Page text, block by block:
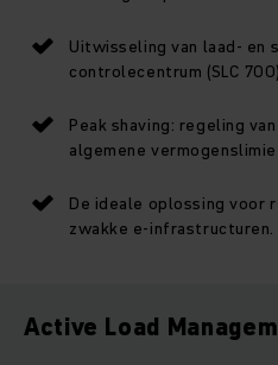
Uitwisseling van laad- en
controlecentrum (SLC
Peak shaving: regeling
algemene
De ideale oplossing voor
zwakke e-infrastructuren.
Active Load